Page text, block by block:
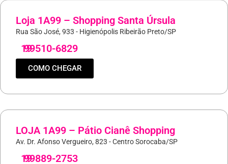
Loja 1A99 – Shopping Santa Úrsula
Rua São José, 933 - Higienópolis Ribeirão Preto/SP
19
99510-6829
COMO CHEGAR
LOJA 1A99 – Pátio Cianê Shopping
Av. Dr. Afonso Vergueiro, 823 - Centro Sorocaba/SP
19
99889-2753